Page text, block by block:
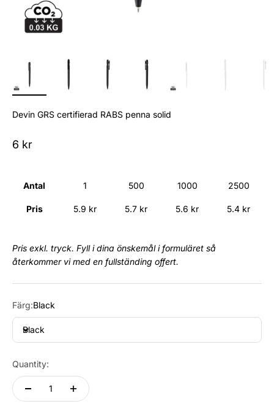
Devin GRS certifierad RABS penna solid
Sale price
6 kr
Antal
Pris
1
5.9 kr
500
5.7 kr
1000
5.6 kr
2500
5.4 kr
Pris exkl. tryck. Fyll i dina önskemål i formuläret så
återkommer vi med en fullständing offert.
Färg:Black
Black
Quantity: